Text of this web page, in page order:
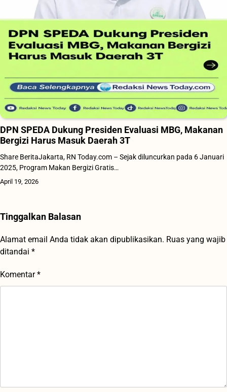
DPN SPEDA Dukung Presiden Evaluasi MBG, Makanan
Bergizi Harus Masuk Daerah 3T
Share BeritaJakarta, RN Today.com – Sejak diluncurkan pada 6 Januari
2025, Program Makan Bergizi Gratis…
April 19, 2026
Tinggalkan Balasan
Alamat email Anda tidak akan dipublikasikan. Ruas yang wajib
ditandai *
Komentar*